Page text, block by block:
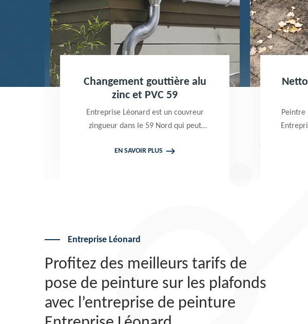
Changement gouttière alu
zinc et PVC 59
Entreprise Léonard est un couvreur
zingueur dans le 59 Nord qui peut
effectuer un changement gouttière
EN SAVOIR PLUS
Peintre
Entreprise Léonard
Profitez des meilleurs tarifs de
pose de peinture sur les plafonds
avec l’entreprise de peinture